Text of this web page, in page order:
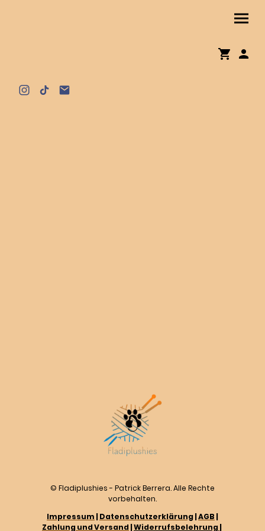
© Fladiplushies - Patrick Berrera. Alle Rechte
vorbehalten.
Impressum |Datenschutzerklärung|AGB |
Zahlung und Versand|Widerrufsbelehrung|